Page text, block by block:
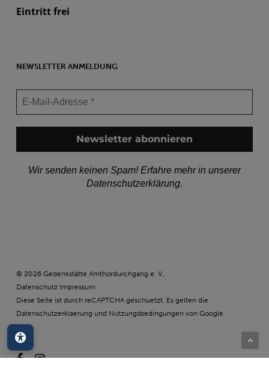
Eintritt frei
NEWSLETTER ANMELDUNG
Wir senden keinen Spam! Erfahre mehr in unserer
Datenschutzerklärung.
© 2026 Gedenkstätte Amthordurchgang e. V..
Datenschutz Impressum
Diese Seite ist durch reCAPTCHA geschuetzt. Es gelten die
Datenschutzerklaerung und Nutzungsbedingungenvon Google.
facebookinstagram
Barrierefreiheit